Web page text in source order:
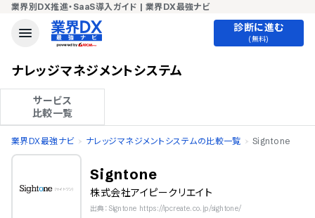
業界別DX推進・SaaS導入ガイド | 業界DX最強ナビ
診断に進む
(無料)
ナレッジマネジメントシステム
サービス
比較一覧
業界DX最強ナビ ナレッジマネジメントシステムの比較一覧 Signtone
Signtone
株式会社アイピークリエイト
出典：Signtone https://ipcreate.co.jp/sightone/